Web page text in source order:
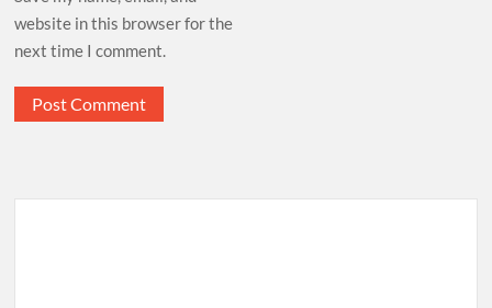
website in this browser for the
next time I comment.